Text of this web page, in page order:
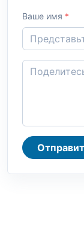
Ваше имя *